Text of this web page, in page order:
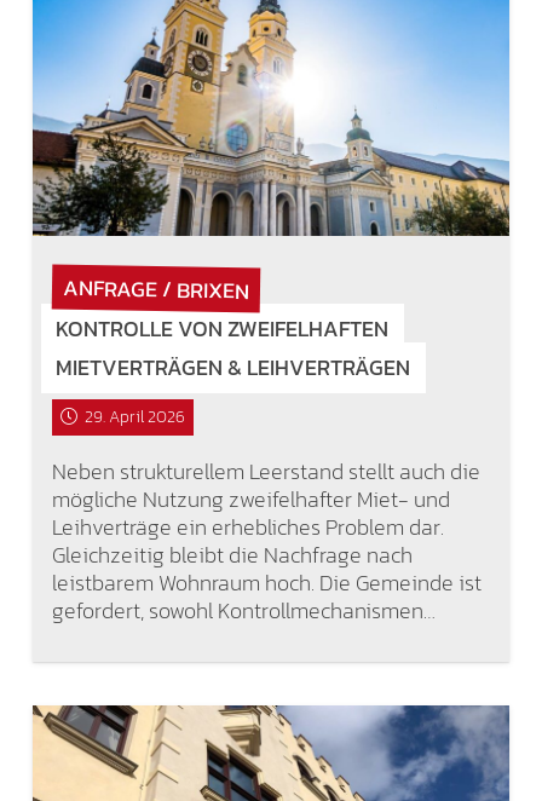
ANFRAGE / BRIXEN
KONTROLLE VON ZWEIFELHAFTEN
MIETVERTRÄGEN & LEIHVERTRÄGEN
29. April 2026
Neben strukturellem Leerstand stellt auch die
mögliche Nutzung zweifelhafter Miet- und
Leihverträge ein erhebliches Problem dar.
Gleichzeitig bleibt die Nachfrage nach
leistbarem Wohnraum hoch. Die Gemeinde ist
gefordert, sowohl Kontrollmechanismen…